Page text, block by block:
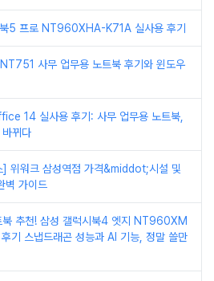
5 프로 NT960XHA-K71A 실사용 후기
사무 업무용 노트북 후기와 윈도우
14 실사용 후기: 사무 업무용 노트북,
뀌다
] 위워크 삼성역점 가격&middot;시설 및
벽 가이드
북 추천! 삼성 갤럭시북4 엣지 NT960XM
기 스냅드래곤 성능과 AI 기능, 정말 쓸만